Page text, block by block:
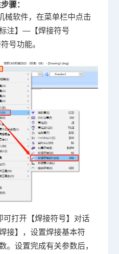
骤：
械软件，在菜单栏中点击
注】—【焊接符号
号功能。
可打开【焊接符号】对话
接】，设置焊接基本符
。设置完成有关参数后，